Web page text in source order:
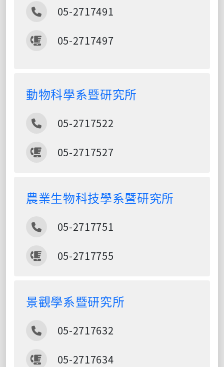
電話
05-2717491
傳真
05-2717497
動物科學系暨研究所
電話
05-2717522
傳真
05-2717527
農業生物科技學系暨研究所
電話
05-2717751
傳真
05-2717755
景觀學系暨研究所
電話
05-2717632
傳真
05-2717634